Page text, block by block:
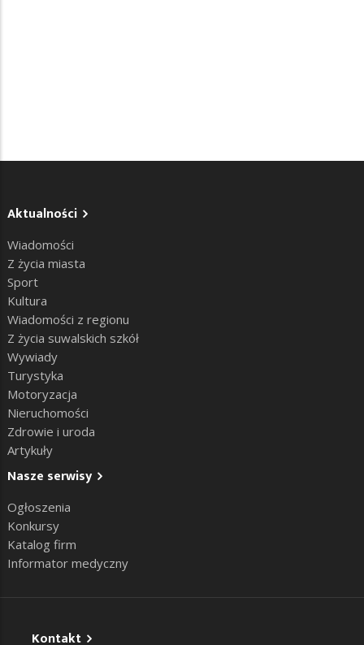
Aktualności
Wiadomości
Z życia miasta
Sport
Kultura
Wiadomości z regionu
Z życia suwalskich szkół
Wywiady
Turystyka
Motoryzacja
Nieruchomości
Zdrowie i uroda
Artykuły
Nasze serwisy
Ogłoszenia
Konkursy
Katalog firm
Informator medyczny
Kontakt